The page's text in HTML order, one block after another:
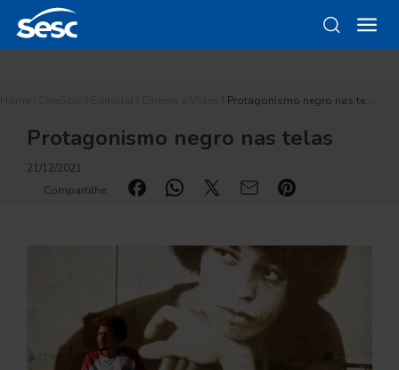
Protagonismo negro nas te…
Protagonismo negro nas telas
21/12/2021
Compartilhe: